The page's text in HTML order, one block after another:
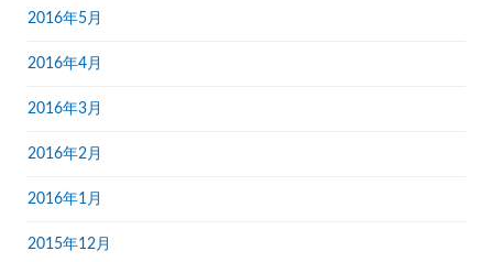
2016年5月
2016年4月
2016年3月
2016年2月
2016年1月
2015年12月